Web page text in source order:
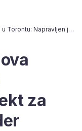
[FOTO] Gradi se nova zgrada u Torontu: Napravljen je projekt za super tanki neboder
za